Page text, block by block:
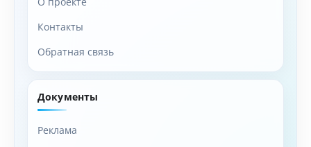
Контакты
Обратная связь
Документы
Реклама